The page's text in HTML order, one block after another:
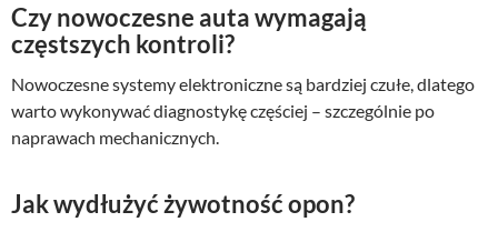
Czy nowoczesne auta wymagają
częstszych kontroli?
Nowoczesne systemy elektroniczne są bardziej czułe, dlatego
warto wykonywać diagnostykę częściej – szczególnie po
naprawach mechanicznych.
Jak wydłużyć żywotność opon?